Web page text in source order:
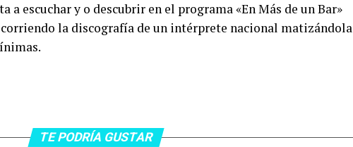
a escuchar y o descubrir en el programa «En Más de un Bar»
la discografía de un intérprete nacional matizándola
TE PODRÍA GUSTAR